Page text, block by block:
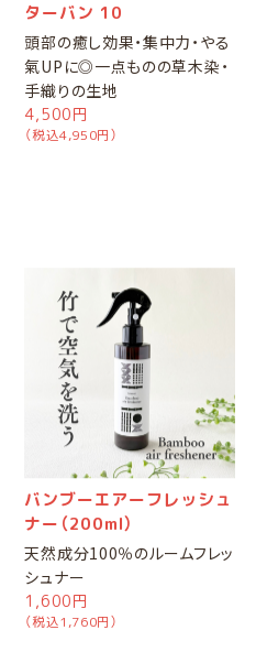
ターバン 10
頭部の癒し効果・集中力・やる
氣UPに◎一点ものの草木染・
手織りの生地
4,500円
（税込4,950円）
バンブーエアーフレッシュ
ナー（200ml）
天然成分100％のルームフレッ
シュナー
1,600円
（税込1,760円）